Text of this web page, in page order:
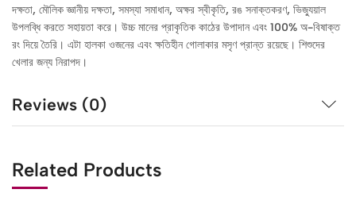
দক্ষতা, মৌলিক জ্ঞানীয় দক্ষতা, সমস্যা সমাধান, অক্ষর স্বীকৃতি, রঙ সনাক্তকরণ, ভিজ্যুয়াল
উপলব্ধি করতে সহায়তা করে। উচ্চ মানের প্রাকৃতিক কাঠের উপাদান এবং 100% অ-বিষাক্ত
রং দিয়ে তৈরি। এটা হালকা ওজনের এবং ক্ষতিহীন গোলাকার মসৃণ প্রান্ত রয়েছে। শিশুদের
খেলার জন্য নিরাপদ।
Reviews (0)
Related Products